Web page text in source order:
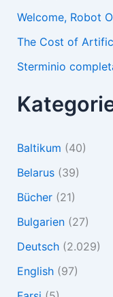
Welcome, Robot
The Cost of
Sterminio
Baltikum (40)
Belarus(39)
Bücher(21)
Bulgarien(27)
Deutsch(2.029)
English(97)